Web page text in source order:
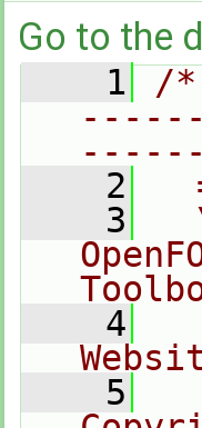
Go to the
    1
/
    2
    3
    4
    5